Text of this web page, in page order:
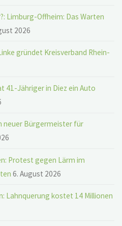
Limburg-Offheim: Das Warten
2026
gründet Kreisverband Rhein-
41-Jähriger in Diez ein Auto
neuer Bürgermeister für
Protest gegen Lärm im
6. August 2026
Lahnquerung kostet 14 Millionen